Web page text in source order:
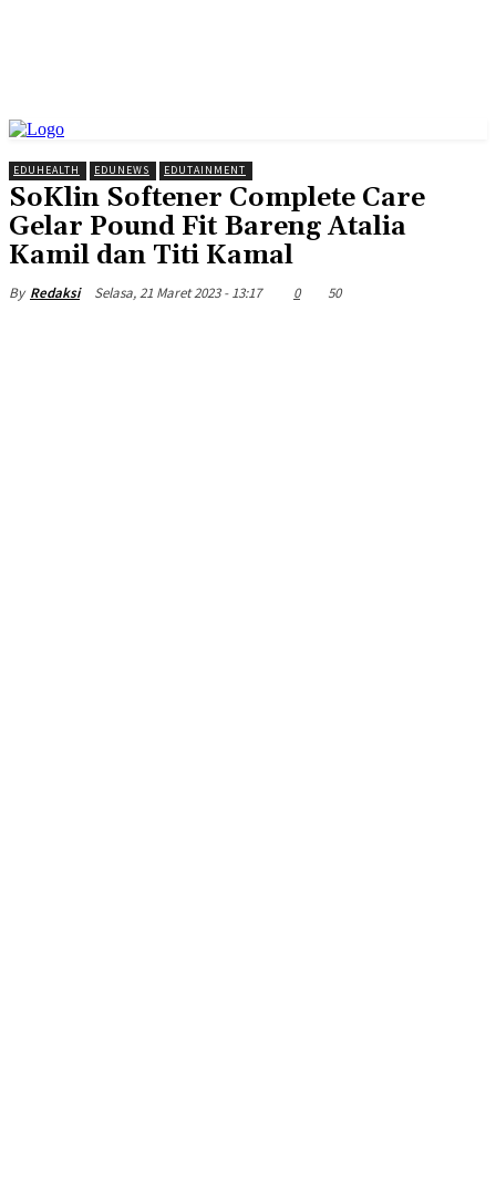
EDUHEALTH EDUNEWS EDUTAINMENT
SoKlin Softener Complete Care
Gelar Pound Fit Bareng Atalia
Kamil dan Titi Kamal
By Redaksi Selasa, 21 Maret 2023 - 13:17 0 50